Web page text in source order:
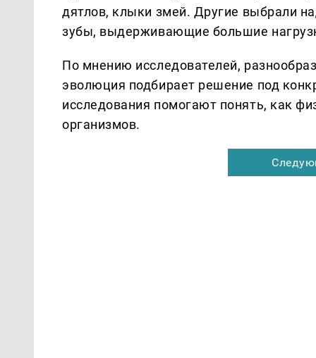
дятлов, клыки змей. Другие выбрали
зубы, выдерживающие большие
По мнению исследователей,
эволюция подбирает решение под
исследования помогают понять, как
организмов.